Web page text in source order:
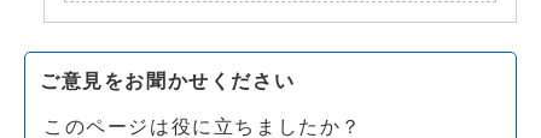
ご意見をお聞かせください
このページは役に立ちましたか？